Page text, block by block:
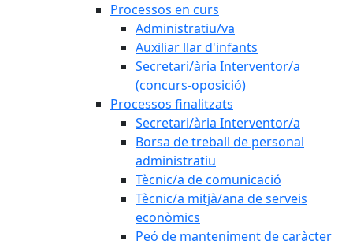
Processos en curs
Administratiu/va
Auxiliar llar d'infants
Secretari/ària Interventor/a
(concurs-oposició)
Processos finalitzats
Secretari/ària Interventor/a
Borsa de treball de personal
administratiu
Tècnic/a de comunicació
Tècnic/a mitjà/ana de serveis
econòmics
Peó de manteniment de caràcter